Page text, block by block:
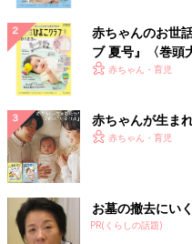
赤ちゃんのお世
ブ 夏号』〈巻頭
く！ おっぱい・
赤ちゃん・育児
赤ちゃんが生ま
赤ちゃん・育児
お墓の撤去にい
PR(くらしの話題)